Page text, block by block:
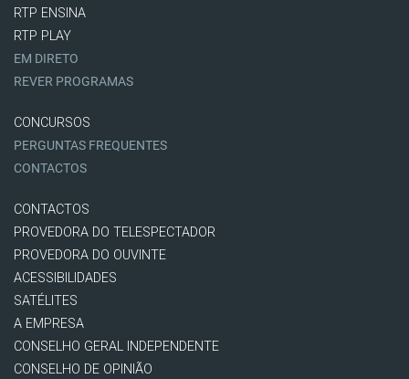
RTP ENSINA
RTP PLAY
EM DIRETO
REVER PROGRAMAS
CONCURSOS
PERGUNTAS FREQUENTES
CONTACTOS
CONTACTOS
PROVEDORA DO TELESPECTADOR
PROVEDORA DO OUVINTE
ACESSIBILIDADES
SATÉLITES
A EMPRESA
CONSELHO GERAL INDEPENDENTE
CONSELHO DE OPINIÃO